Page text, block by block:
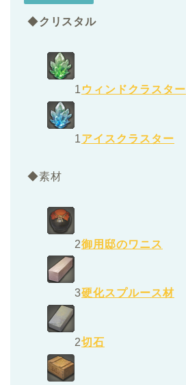
◆クリスタル
1 ウィンドクラスター
1アイスクラスター
◆素材
2御用邸のワニス
3硬化スプルース材
2切石